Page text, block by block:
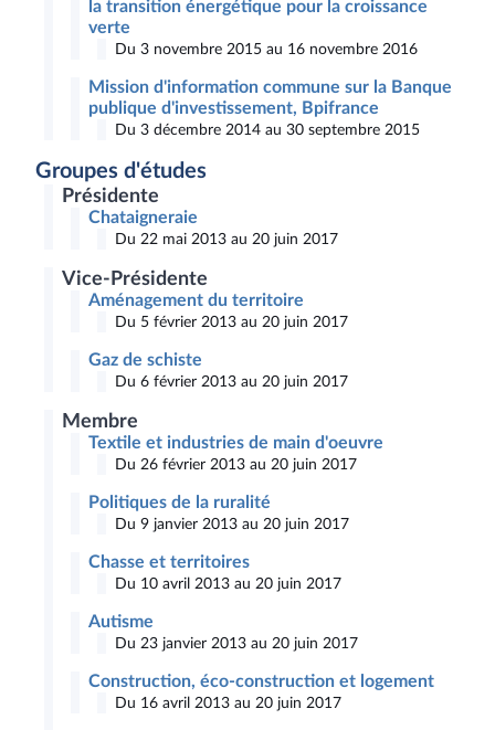
la transition énergétique pour la croissance
verte
Du 3 novembre 2015 au 16 novembre 2016
Mission d'information commune sur la Banque
publique d'investissement, Bpifrance
Du 3 décembre 2014 au 30 septembre 2015
Groupes d'études
Présidente
Chataigneraie
Du 22 mai 2013 au 20 juin 2017
Vice-Présidente
Aménagement du territoire
Du 5 février 2013 au 20 juin 2017
Gaz de schiste
Du 6 février 2013 au 20 juin 2017
Membre
Textile et industries de main d'oeuvre
Du 26 février 2013 au 20 juin 2017
Politiques de la ruralité
Du 9 janvier 2013 au 20 juin 2017
Chasse et territoires
Du 10 avril 2013 au 20 juin 2017
Autisme
Du 23 janvier 2013 au 20 juin 2017
Construction, éco-construction et logement
Du 16 avril 2013 au 20 juin 2017